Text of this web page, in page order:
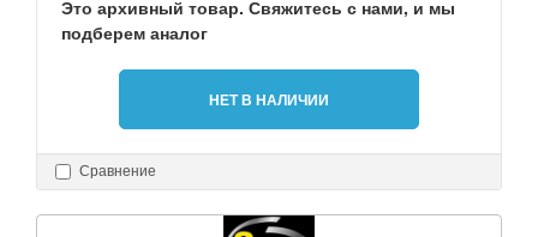
Это архивный товар. Свяжитесь с нами, и мы
подберем аналог
НЕТ В НАЛИЧИИ
Сравнение